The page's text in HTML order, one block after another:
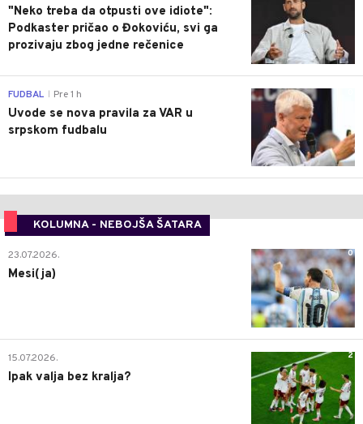
"Neko treba da otpusti ove idiote":
Podkaster pričao o Đokoviću, svi ga
prozivaju zbog jedne rečenice
FUDBAL Pre 1 h
Uvode se nova pravila za VAR u
srpskom fudbalu
KOLUMNA - NEBOJŠA ŠATARA
0
23.07.2026.
Mesi(ja)
2
15.07.2026.
Ipak valja bez kralja?